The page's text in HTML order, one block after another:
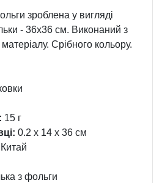
зроблена у вигляді
- 36х36 см. Виконаний з
матеріалу. Срібного кольору.
15 г
0.2 x 14 x 36 см
Китай
з фольги